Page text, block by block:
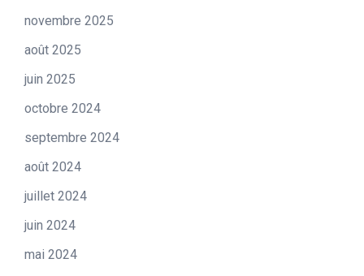
novembre 2025
août 2025
juin 2025
octobre 2024
septembre 2024
août 2024
juillet 2024
juin 2024
mai 2024